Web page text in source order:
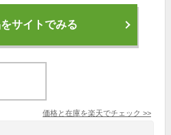
サイトでみる
価格と在庫を楽天でチェック >>